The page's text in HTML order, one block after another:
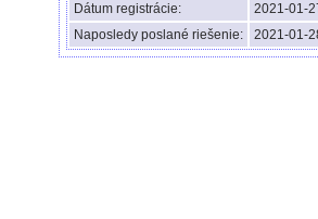
Dátum registrácie:
2021-01-
Naposledy poslané riešenie:
2021-01-